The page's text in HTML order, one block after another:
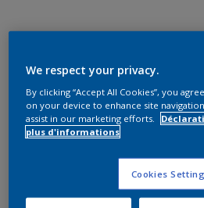
We respect your privacy.
By clicking “Accept All Cookies”, you
on your device to enhance site
assist in our marketing efforts.
plus d'informations
Cookies